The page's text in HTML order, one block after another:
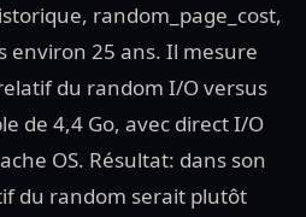
random_page_cost,
environ 25 ans. Il mesure
du random I/O versus
de 4,4 Go, avec direct I/O
OS. Résultat: dans son
du random serait plutôt